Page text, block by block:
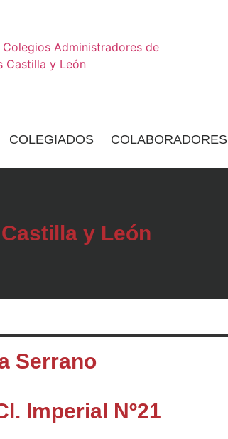
COLEGIADOS COLABORADORES
y León
Serrano
Imperial Nº21